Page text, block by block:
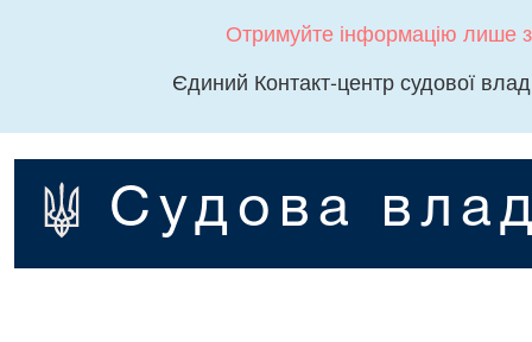
Отримуйте інформацію лише
Єдиний Контакт-центр судової
Судова